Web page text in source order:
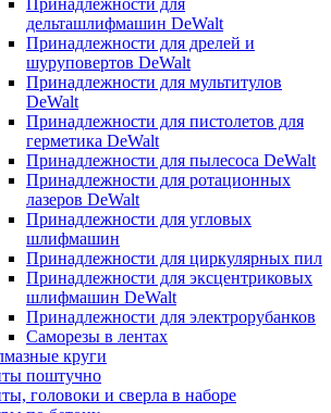
Принадлежности для
дельташлифмашин DeWalt
Принадлежности для дрелей и
шуруповертов DeWalt
Принадлежности для мультитулов
DeWalt
Принадлежности для пистолетов для
герметика DeWalt
Принадлежности для пылесоса DeWalt
Принадлежности для ротационных
лазеров DeWalt
Принадлежности для угловых
шлифмашин
Принадлежности для циркулярных пил
Принадлежности для эксцентриковых
шлифмашин DeWalt
Принадлежности для электрорубанков
Саморезы в лентах
круги
поштучно
головоки и сверла в наборе